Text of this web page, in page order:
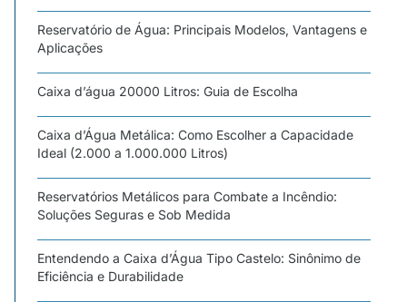
Reservatório de Água: Principais Modelos, Vantagens e
Aplicações
Caixa d’água 20000 Litros: Guia de Escolha
Caixa d’Água Metálica: Como Escolher a Capacidade
Ideal (2.000 a 1.000.000 Litros)
Reservatórios Metálicos para Combate a Incêndio:
Soluções Seguras e Sob Medida
Entendendo a Caixa d’Água Tipo Castelo: Sinônimo de
Eficiência e Durabilidade